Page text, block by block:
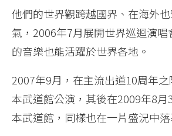
他們的世界觀跨越國界、在海外
氣，2006年7月展開世界巡迴演唱
的音樂也能活躍於世界各地。
2007年9月，在主流出道10周年
本武道館公演，其後在2009年8月
本武道館，同樣也在一片盛況中落